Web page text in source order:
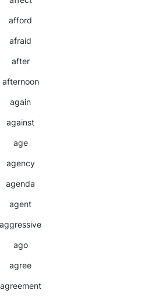
afford
afraid
after
afternoon
again
against
age
agency
agenda
agent
aggressive
ago
agree
agreement